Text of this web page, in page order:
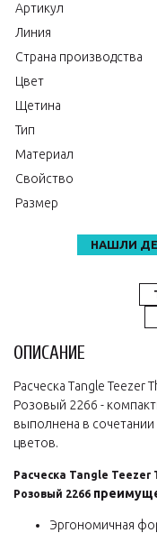
Артикул
Линия
Страна производства
Цвет
Щетина
Тип
Материал
Свойство
Размер
НАШЛИ
ОПИСАНИЕ
Расческа Tangle
Розовый 2266 -
выполнена в
цветов.
Расческа Tangle
Розовый 2266
Эргономичная